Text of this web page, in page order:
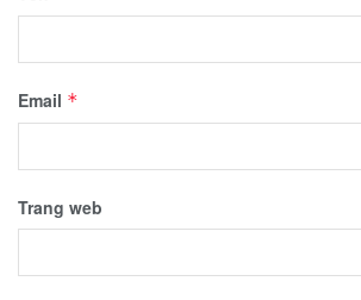
Email *
Trang web